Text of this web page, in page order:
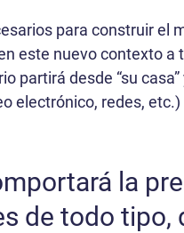
para construir el
este nuevo contexto
partirá desde “su
electrónico, redes,
la
de todo tipo,